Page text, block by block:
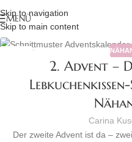
Skip to navigation
Skip to main content
MENÜ
2. Advent –
Carina
Der zweite Advent ist da –